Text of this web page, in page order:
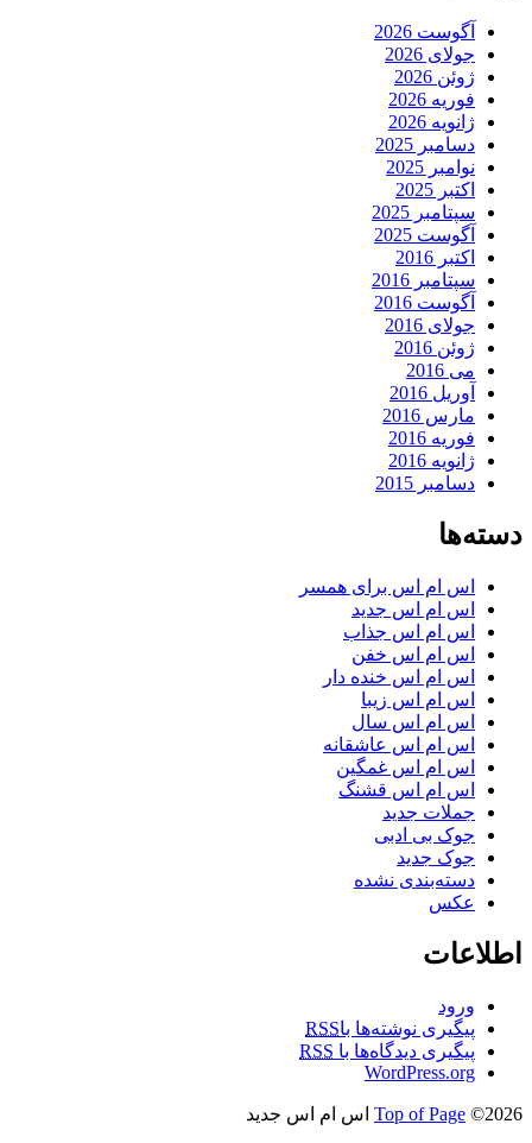
آگوست 2026
جولای 2026
ژوئن 2026
فوریه 2026
ژانویه 2026
دسامبر 2025
نوامبر 2025
اکتبر 2025
سپتامبر 2025
آگوست 2025
اکتبر 2016
سپتامبر 2016
آگوست 2016
جولای 2016
ژوئن 2016
می 2016
آوریل 2016
مارس 2016
فوریه 2016
ژانویه 2016
دسامبر 2015
دسته‌ها
اس ام اس برای همسر
اس ام اس جدید
اس ام اس جذاب
اس ام اس خفن
اس ام اس خنده دار
اس ام اس زیبا
اس ام اس سال
اس ام اس عاشقانه
اس ام اس غمگین
اس ام اس قشنگ
جملات جدید
جوک بی ادبی
جوک جدید
دسته‌بندی نشده
عکس
اطلاعات
ورود
پیگیری نوشته‌ها باRSS
پیگیری دیدگاه‌ها با RSS
WordPress.org
Top of Page ©2026 اس ام اس جدید